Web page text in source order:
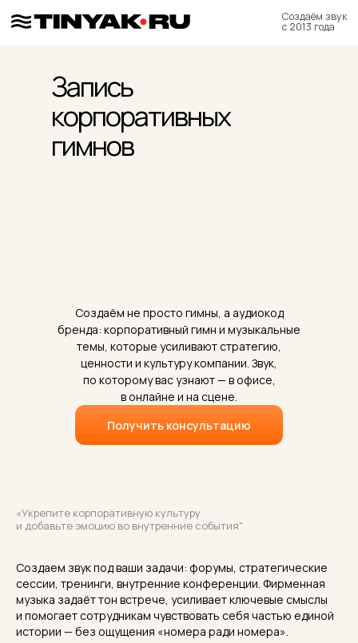
Запись
корпоративных
гимнов
Создаём не просто гимны, а аудиокод
бренда: корпоративный гимн и музыкальные
темы, которые усиливают стратегию,
ценности и культуру компании. Звук,
по которому вас узнают — в офисе,
в онлайне и на сцене.
Получить консультацию
«Укрепите корпоративную культуру
и добавьте эмоцию во внутренние события"
Создаем звук под ваши задачи: форумы, стратегические
сессии, тренинги, внутренние конференции. Фирменная
музыка задаёт тон встрече, усиливает ключевые смыслы
и помогает сотрудникам чувствовать себя частью единой
истории — без ощущения «номера ради номера».